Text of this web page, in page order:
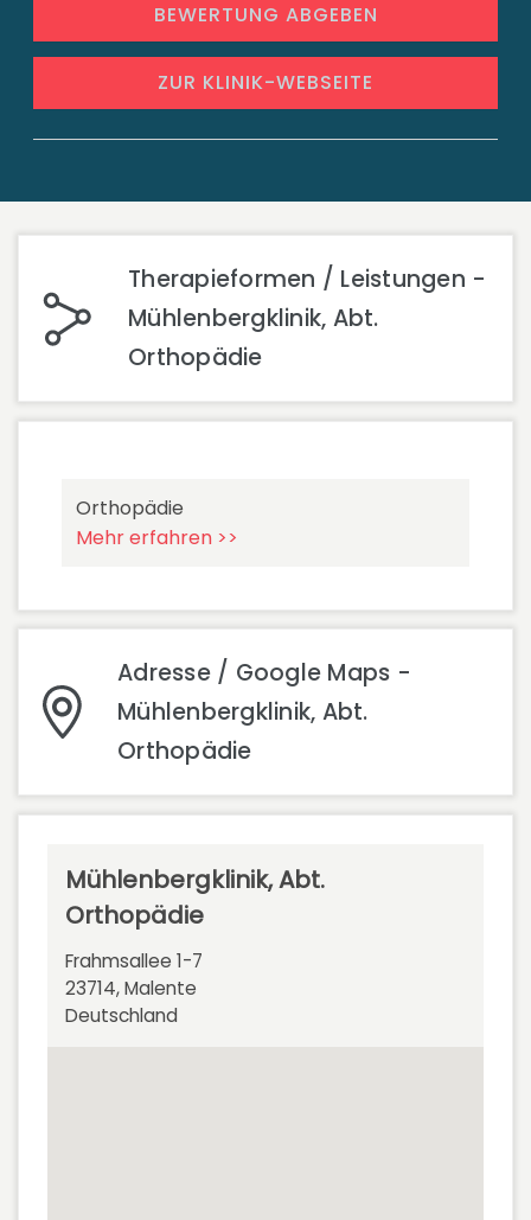
BEWERTUNG ABGEBEN
ZUR KLINIK-WEBSEITE
Therapieformen / Leistungen -
Mühlenbergklinik, Abt.
Orthopädie
Orthopädie
Mehr erfahren >>
Adresse / Google Maps -
Mühlenbergklinik, Abt.
Orthopädie
Mühlenbergklinik, Abt.
Orthopädie
Frahmsallee 1-7
23714, Malente
Deutschland